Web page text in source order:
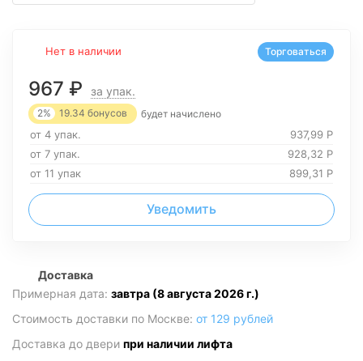
Нет в наличии
967 ₽ за упак.
2% 19.34 бонусов будет начислено
от 4 упак. 937,99 Р
от 7 упак.
928,32 Р
от 11 упак
899,31 Р
Уведомить
Торговаться
Доставка
Примерная дата: завтра (8 августа 2026 г.)
Стоимость доставки по Москве: от 129 рублей
Доставка до двери при наличии лифта